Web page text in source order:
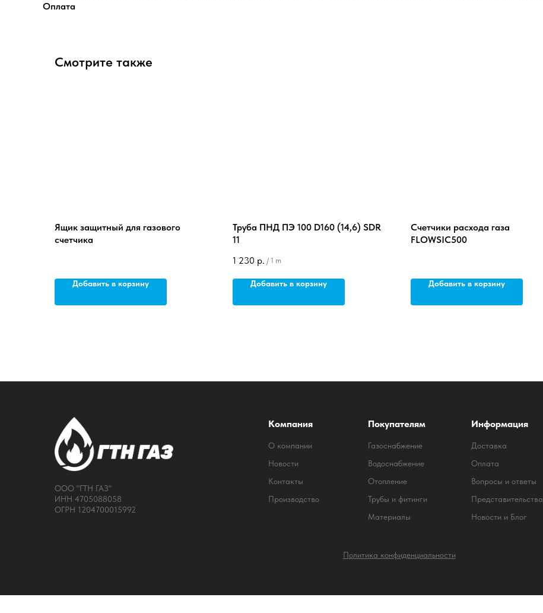
Оплата
Смотрите также
Ящик защитный для газового
счетчика
Добавить в корзину
Труба ПНД ПЭ 100 D160 (14,6) SDR
11
1 230 р. / 1 m
Добавить в корзину
Счетчики расхода газа
FLOWSIC500
Добавить в корзину
ООО "ГТН ГАЗ"
ИНН 4705088058
ОГРН 1204700015992
Политика конфиденциальности
Компания
О компании
Новости
Контакты
Информация
Доставка
Вопросы и ответы
Представительства
Покупателям
Газоснабжение
Водоснабжение
Отопление
Трубы и фитинги
Материалы
Новости и Блог
Оплата
Производство